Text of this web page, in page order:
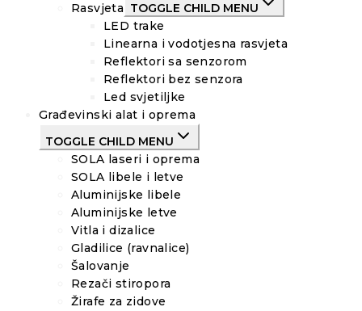
Rasvjeta TOGGLE CHILD MENU
LED trake
Linearna i vodotjesna rasvjeta
Reflektori sa senzorom
Reflektori bez senzora
Led svjetiljke
Građevinski alat i oprema
TOGGLE CHILD MENU
SOLA laseri i oprema
SOLA libele i letve
Aluminijske libele
Aluminijske letve
Vitla i dizalice
Gladilice (ravnalice)
Šalovanje
Rezači stiropora
Žirafe za zidove